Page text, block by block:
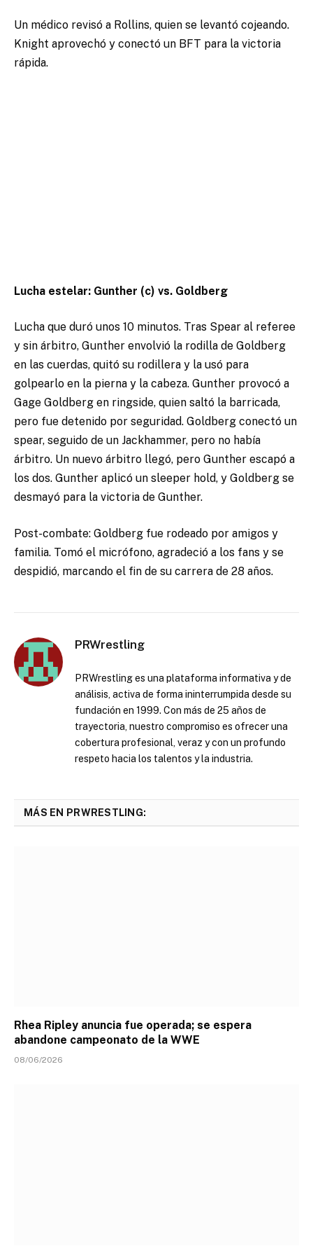
Un médico revisó a Rollins, quien se levantó cojeando.
Knight aprovechó y conectó un BFT para la victoria
rápida.
Lucha estelar: Gunther (c) vs. Goldberg
Lucha que duró unos 10 minutos. Tras Spear al referee
y sin árbitro, Gunther envolvió la rodilla de Goldberg
en las cuerdas, quitó su rodillera y la usó para
golpearlo en la pierna y la cabeza. Gunther provocó a
Gage Goldberg en ringside, quien saltó la barricada,
pero fue detenido por seguridad. Goldberg conectó un
spear, seguido de un Jackhammer, pero no había
árbitro. Un nuevo árbitro llegó, pero Gunther escapó a
los dos. Gunther aplicó un sleeper hold, y Goldberg se
desmayó para la victoria de Gunther.
Post-combate: Goldberg fue rodeado por amigos y
familia. Tomó el micrófono, agradeció a los fans y se
despidió, marcando el fin de su carrera de 28 años.
PRWrestling
PRWrestling es una plataforma informativa y de
análisis, activa de forma ininterrumpida desde su
fundación en 1999. Con más de 25 años de
trayectoria, nuestro compromiso es ofrecer una
cobertura profesional, veraz y con un profundo
respeto hacia los talentos y la industria.
MÁS EN PRWRESTLING:
Rhea Ripley anuncia fue operada; se espera
abandone campeonato de la WWE
08/06/2026